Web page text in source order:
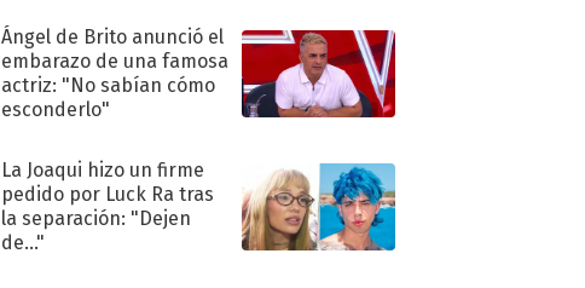
Ángel de Brito anunció el
embarazo de una famosa
actriz: "No sabían cómo
esconderlo"
La Joaqui hizo un firme
pedido por Luck Ra tras
la separación: "Dejen
de..."